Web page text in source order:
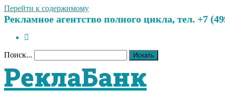
Перейти к содержимому
Рекламное агентство полного цикла, тел. +7
Поиск... Искать
РеклаБанк